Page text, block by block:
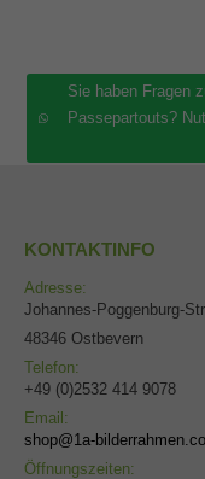
Sie haben Fragen
Passepartouts?
KONTAKTINFO
Adresse:
Johannes-Poggenburg-
48346 Ostbevern
Telefon:
+49 (0)2532 414 9078
Email:
shop@1a-
Öffnungszeiten: